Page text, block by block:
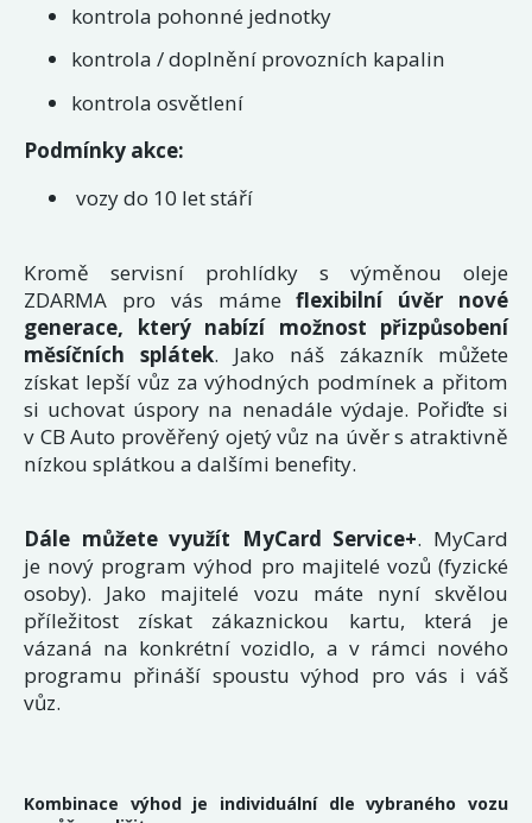
kontrola pohonné jednotky
kontrola / doplnění provozních kapalin
kontrola osvětlení
Podmínky akce:
vozy do 10 let stáří
Kromě servisní prohlídky s výměnou oleje
ZDARMA pro vás mámeflexibilní úvěr nové
generace, který nabízí možnost přizpůsobení
měsíčních splátek. Jako náš zákazník můžete
získat lepší vůz za výhodných podmínek a přitom
si uchovat úspory na nenadále výdaje. Pořiďte si
v CB Auto prověřený ojetý vůz na úvěr s atraktivně
nízkou splátkou a dalšími benefity.
Dále můžete využít MyCard Service+. MyCard
je nový program výhod pro majitelé vozů (fyzické
osoby). Jako majitelé vozu máte nyní skvělou
příležitost získat zákaznickou kartu, která je
vázaná na konkrétní vozidlo, a v rámci nového
programu přináší spoustu výhod pro vás i váš
vůz.
Kombinace výhod je individuální dle vybraného vozu